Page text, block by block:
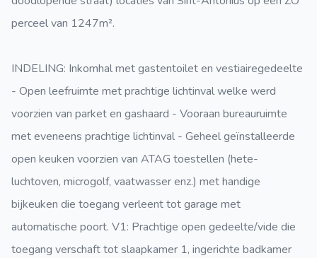
perceel van 1247m².
INDELING: Inkomhal met gastentoilet en vestiairegedeelte
- Open leefruimte met prachtige lichtinval welke werd
voorzien van parket en gashaard - Vooraan bureauruimte
met eveneens prachtige lichtinval - Geheel geïnstalleerde
open keuken voorzien van ATAG toestellen (hete-
luchtoven, microgolf, vaatwasser enz.) met handige
bijkeuken die toegang verleent tot garage met
automatische poort. V1: Prachtige open gedeelte/vide die
toegang verschaft tot slaapkamer 1, ingerichte badkamer